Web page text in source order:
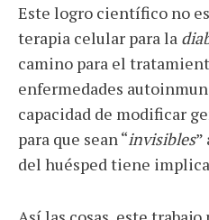
Este logro científico no
terapia celular para la
camino para el
enfermedades
capacidad de modificar
para que sean “invisibles”
del huésped tiene